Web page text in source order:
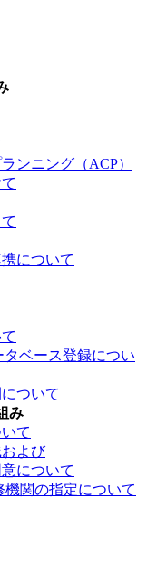
ンニング（ACP）
について
ベース登録につい
ついて
み
て
よび
について
関の指定について